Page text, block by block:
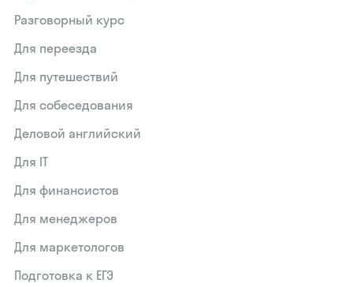
Разговорный курс
Для переезда
Для путешествий
Для собеседования
Деловой английский
Для IT
Для финансистов
Для менеджеров
Для маркетологов
Подготовка к ЕГЭ